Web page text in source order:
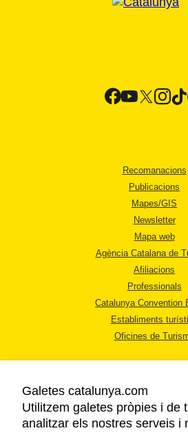
Recomanacions
Publicacions
Mapes/GIS
Newsletter
Mapa web
Agència Catalana de
Afiliacions
Professionals
Catalunya Convention
Establiments
Oficines de
Galetes catalunya.com
Utilitzem galetes pròpies i de
analitzar els nostres serveis i